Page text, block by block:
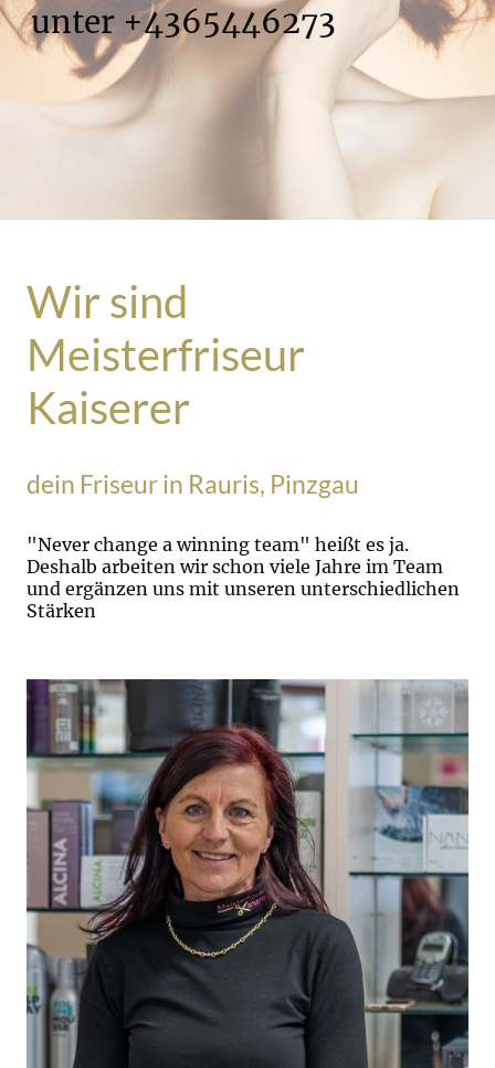
unter +4365446273
Wir sind
Meisterfriseur
Kaiserer
dein Friseur in Rauris, Pinzgau
"Never change a winning team" heißt es ja.
Deshalb arbeiten wir schon viele Jahre im Team
und ergänzen uns mit unseren unterschiedlichen
Stärken